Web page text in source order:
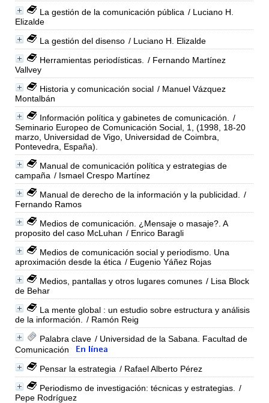
La gestión de la comunicación pública / Luciano H.
Elizalde
La gestión del disenso / Luciano H. Elizalde
Herramientas periodísticas.
/ Fernando Martínez
Vallvey
Historia y comunicación social / Manuel Vázquez
Montalbán
Información política y gabinetes de comunicación.
/
Seminario Europeo de Comunicación Social, 1, (1998, 18-20
marzo, Universidad de Vigo, Universidad de Coimbra,
Pontevedra, España).
Manual de comunicación política y estrategias de
campaña / Ismael Crespo Martínez
Manual de derecho de la información y la publicidad.
/
Fernando Ramos
Medios de comunicación. ¿Mensaje o masaje?. A
proposito del caso McLuhan / Enrico Baragli
Medios de comunicación social y periodismo. Una
aproximación desde la ética / Eugenio Yáñez Rojas
Medios, pantallas y otros lugares comunes / Lisa Block
de Behar
La mente global : un estudio sobre estructura y análisis
de la información.
/ Ramón Reig
Palabra clave / Universidad de la Sabana. Facultad de
Comunicación
Pensar la estrategia / Rafael Alberto Pérez
Periodismo de investigación: técnicas y estrategias.
/
Pepe Rodríguez